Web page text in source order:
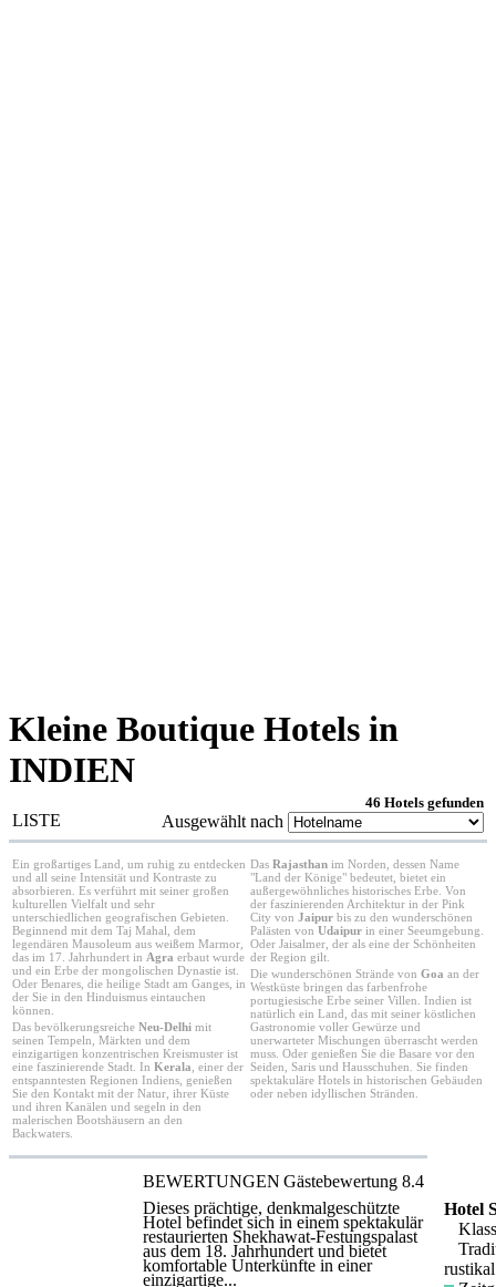
Kleine Boutique Hotels in
INDIEN
LISTE
46 Hotels gefunden
Ausgewählt nach
Ein großartiges Land, um ruhig zu entdecken
und all seine Intensität und Kontraste zu
absorbieren. Es verführt mit seiner großen
kulturellen Vielfalt und sehr
unterschiedlichen geografischen Gebieten.
Beginnend mit dem Taj Mahal, dem
legendären Mausoleum aus weißem Marmor,
das im 17. Jahrhundert in Agra erbaut wurde
und ein Erbe der mongolischen Dynastie ist.
Oder Benares, die heilige Stadt am Ganges, in
der Sie in den Hinduismus eintauchen
können.
Das bevölkerungsreiche Neu-Delhi mit
seinen Tempeln, Märkten und dem
einzigartigen konzentrischen Kreismuster ist
eine faszinierende Stadt. In Kerala , einer der
entspanntesten Regionen Indiens, genießen
Sie den Kontakt mit der Natur, ihrer Küste
und ihren Kanälen und segeln in den
malerischen Bootshäusern an den
Backwaters.
Das Rajasthan im Norden, dessen Name
"Land der Könige" bedeutet, bietet ein
außergewöhnliches historisches Erbe. Von
der faszinierenden Architektur in der Pink
City von Jaipur bis zu den wunderschönen
Palästen von Udaipur in einer Seeumgebung.
Oder Jaisalmer, der als eine der Schönheiten
der Region gilt.
Die wunderschönen Strände von Goa an der
Westküste bringen das farbenfrohe
portugiesische Erbe seiner Villen. Indien ist
natürlich ein Land, das mit seiner köstlichen
Gastronomie voller Gewürze und
unerwarteter Mischungen überrascht werden
muss. Oder genießen Sie die Basare vor den
Seiden, Saris und Hausschuhen. Sie finden
spektakuläre Hotels in historischen Gebäuden
oder neben idyllischen Stränden.
BEWERTUNGEN Gästebewertung 8.4
Dieses prächtige, denkmalgeschützte
Hotel befindet sich in einem spektakulär
restaurierten Shekhawat-Festungspalast
aus dem 18. Jahrhundert und bietet
komfortable Unterkünfte in einer
einzigartige...
Hotel
rustikal